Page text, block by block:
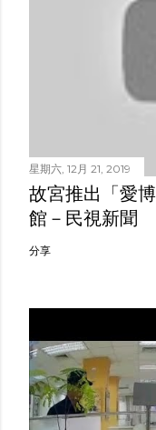
星期六, 12月 21, 2019
故宮推出「愛
館－民視新聞
分享